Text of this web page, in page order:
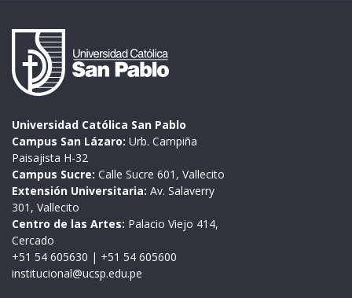
Universidad Católica San Pablo
Campus San Lázaro: Urb. Campiña
Paisajista H-32
Campus Sucre: Calle Sucre 601, Vallecito
Extensión Universitaria: Av. Salaverry
301, Vallecito
Centro de las Artes: Palacio Viejo 414,
Cercado
+51 54 605630 | +51 54 605600
institucional@ucsp.edu.pe